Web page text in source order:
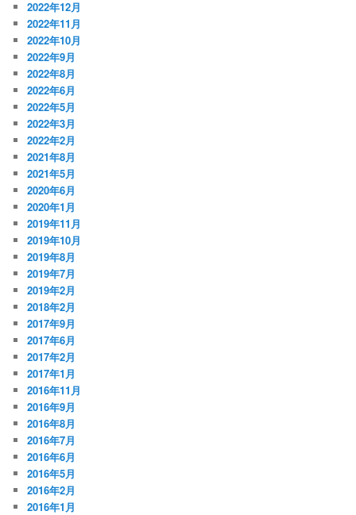
2022年12月
2022年11月
2022年10月
2022年9月
2022年8月
2022年6月
2022年5月
2022年3月
2022年2月
2021年8月
2021年5月
2020年6月
2020年1月
2019年11月
2019年10月
2019年8月
2019年7月
2019年2月
2018年2月
2017年9月
2017年6月
2017年2月
2017年1月
2016年11月
2016年9月
2016年8月
2016年7月
2016年6月
2016年5月
2016年2月
2016年1月